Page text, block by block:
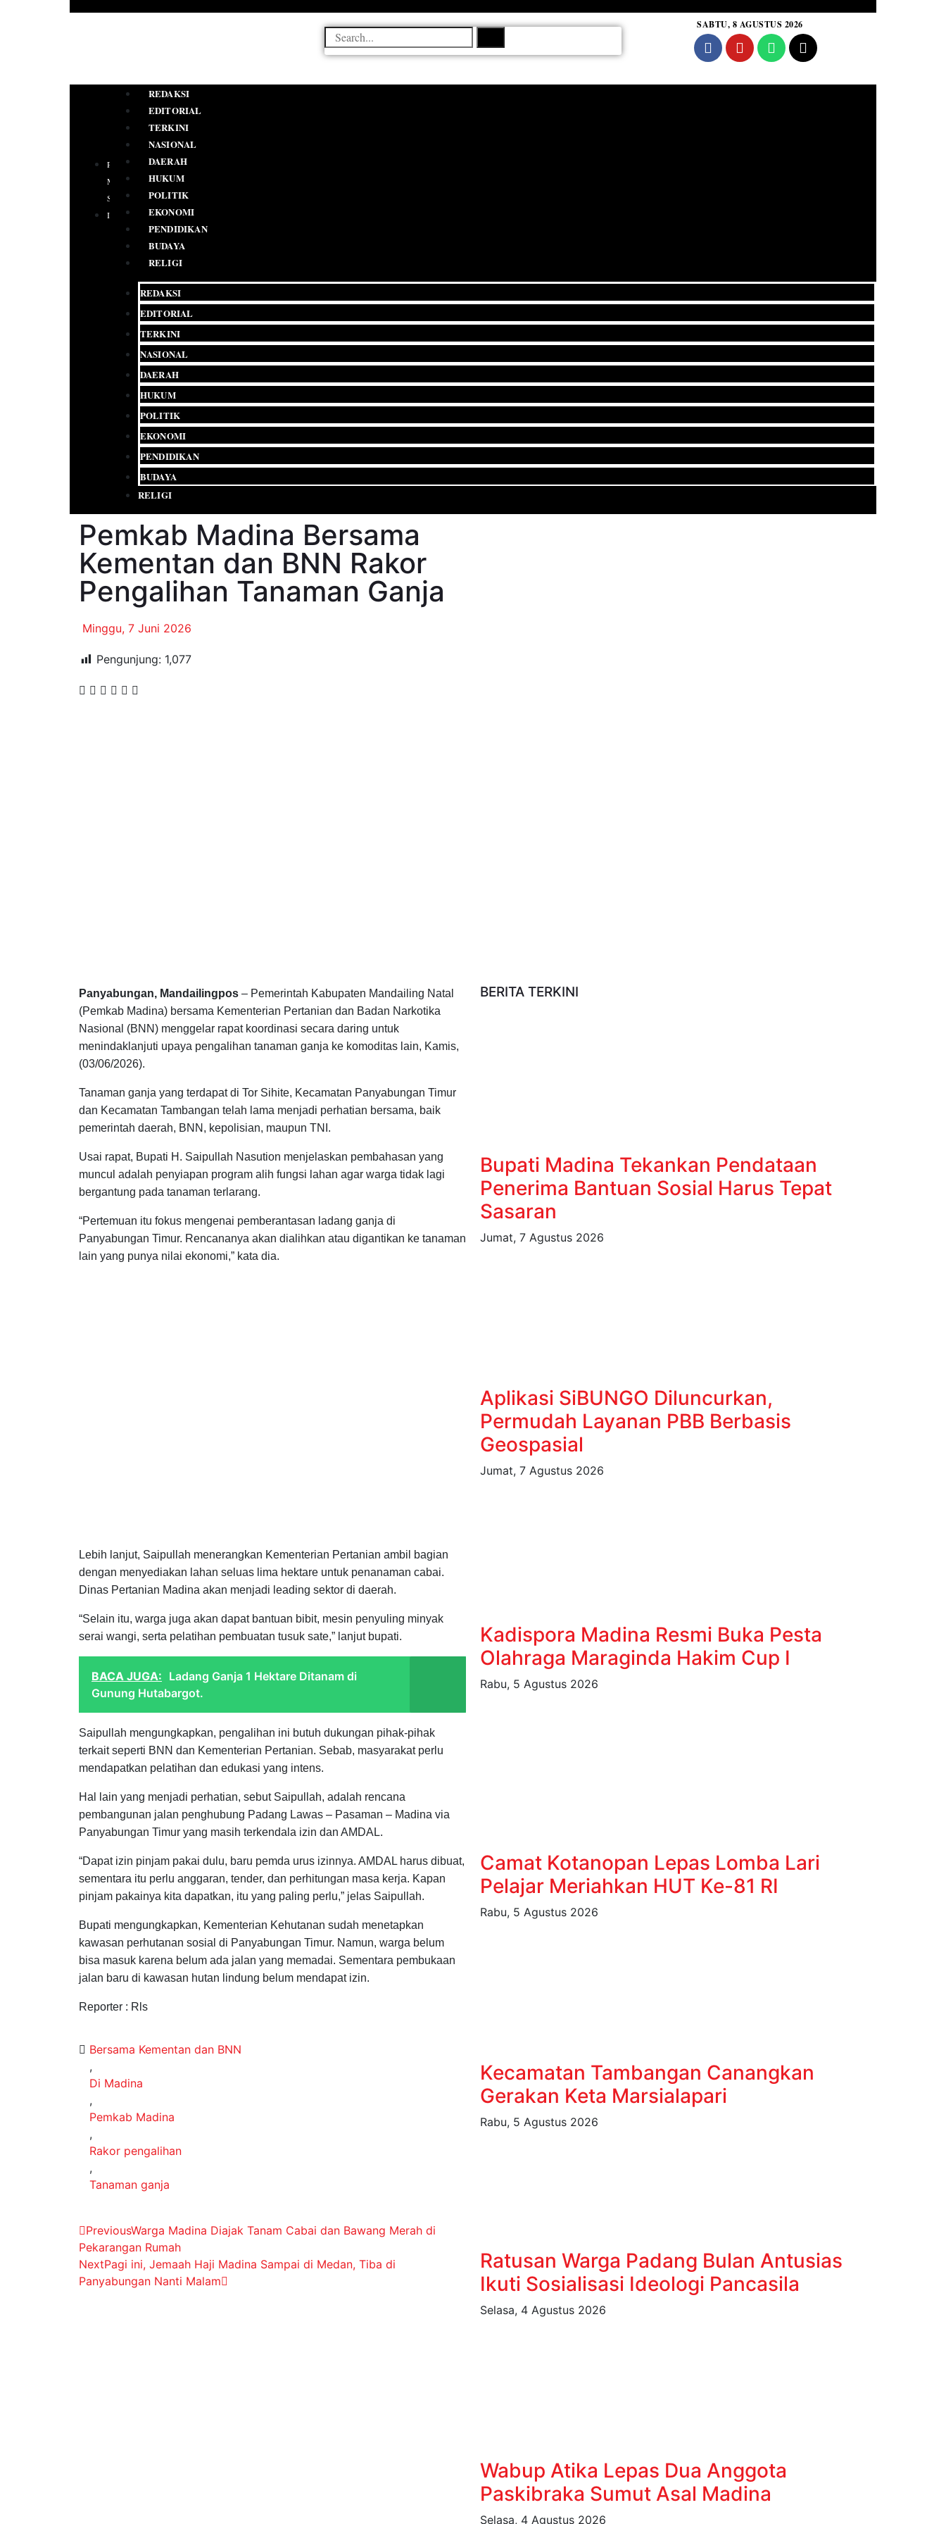
SABTU, 8 AGUSTUS 2026
PEDOMAN
MEDIA
SIBER
IKLAN
REDAKSI
EDITORIAL
TERKINI
NASIONAL
DAERAH
HUKUM
POLITIK
EKONOMI
PENDIDIKAN
BUDAYA
RELIGI
REDAKSI
EDITORIAL
TERKINI
NASIONAL
DAERAH
HUKUM
POLITIK
EKONOMI
PENDIDIKAN
BUDAYA
RELIGI
Pemkab Madina Bersama
Kementan dan BNN Rakor
Pengalihan Tanaman Ganja
Minggu, 7 Juni 2026
Pengunjung: 1,077
Panyabungan, Mandailingpos – Pemerintah Kabupaten Mandailing Natal
(Pemkab Madina) bersama Kementerian Pertanian dan Badan Narkotika
Nasional (BNN) menggelar rapat koordinasi secara daring untuk
menindaklanjuti upaya pengalihan tanaman ganja ke komoditas lain, Kamis,
(03/06/2026).
Tanaman ganja yang terdapat di Tor Sihite, Kecamatan Panyabungan Timur
dan Kecamatan Tambangan telah lama menjadi perhatian bersama, baik
pemerintah daerah, BNN, kepolisian, maupun TNI.
Usai rapat, Bupati H. Saipullah Nasution menjelaskan pembahasan yang
muncul adalah penyiapan program alih fungsi lahan agar warga tidak lagi
bergantung pada tanaman terlarang.
“Pertemuan itu fokus mengenai pemberantasan ladang ganja di
Panyabungan Timur. Rencananya akan dialihkan atau digantikan ke tanaman
lain yang punya nilai ekonomi,” kata dia.
Lebih lanjut, Saipullah menerangkan Kementerian Pertanian ambil bagian
dengan menyediakan lahan seluas lima hektare untuk penanaman cabai.
Dinas Pertanian Madina akan menjadi leading sektor di daerah.
“Selain itu, warga juga akan dapat bantuan bibit, mesin penyuling minyak
serai wangi, serta pelatihan pembuatan tusuk sate,” lanjut bupati.
BACA JUGA: Ladang Ganja 1 Hektare Ditanam di
Gunung Hutabargot.
Saipullah mengungkapkan, pengalihan ini butuh dukungan pihak-pihak
terkait seperti BNN dan Kementerian Pertanian. Sebab, masyarakat perlu
mendapatkan pelatihan dan edukasi yang intens.
Hal lain yang menjadi perhatian, sebut Saipullah, adalah rencana
pembangunan jalan penghubung Padang Lawas – Pasaman – Madina via
Panyabungan Timur yang masih terkendala izin dan AMDAL.
“Dapat izin pinjam pakai dulu, baru pemda urus izinnya. AMDAL harus dibuat,
sementara itu perlu anggaran, tender, dan perhitungan masa kerja. Kapan
pinjam pakainya kita dapatkan, itu yang paling perlu,” jelas Saipullah.
Bupati mengungkapkan, Kementerian Kehutanan sudah menetapkan
kawasan perhutanan sosial di Panyabungan Timur. Namun, warga belum
bisa masuk karena belum ada jalan yang memadai. Sementara pembukaan
jalan baru di kawasan hutan lindung belum mendapat izin.
Reporter : Rls
Bersama Kementan dan BNN
,
Di Madina
,
Pemkab Madina
,
Rakor pengalihan
,
Tanaman ganja
PreviousWarga Madina Diajak Tanam Cabai dan Bawang Merah di
Pekarangan Rumah
NextPagi ini, Jemaah Haji Madina Sampai di Medan, Tiba di
Panyabungan Nanti Malam
BERITA TERKINI
Bupati Madina Tekankan Pendataan
Penerima Bantuan Sosial Harus Tepat
Sasaran
Jumat, 7 Agustus 2026
Aplikasi SiBUNGO Diluncurkan,
Permudah Layanan PBB Berbasis
Geospasial
Jumat, 7 Agustus 2026
Kadispora Madina Resmi Buka Pesta
Olahraga Maraginda Hakim Cup I
Rabu, 5 Agustus 2026
Camat Kotanopan Lepas Lomba Lari
Pelajar Meriahkan HUT Ke-81 RI
Rabu, 5 Agustus 2026
Kecamatan Tambangan Canangkan
Gerakan Keta Marsialapari
Rabu, 5 Agustus 2026
Ratusan Warga Padang Bulan Antusias
Ikuti Sosialisasi Ideologi Pancasila
Selasa, 4 Agustus 2026
Wabup Atika Lepas Dua Anggota
Paskibraka Sumut Asal Madina
Selasa, 4 Agustus 2026